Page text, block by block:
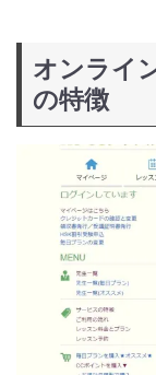
オンライ
の特徴